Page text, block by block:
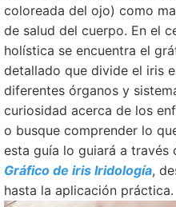
coloreada del ojo) como
de salud del cuerpo. En el
holística se encuentra el
detallado que divide el iris
diferentes órganos y
curiosidad acerca de los
o busque comprender lo
esta guía lo guiará a través
Gráfico de iris Iridología,
hasta la aplicación práctica.